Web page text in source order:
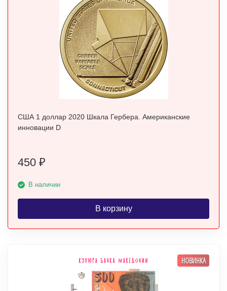
США 1 доллар 2020 Шкала Гербера. Американские
инновации D
450 ₽
В наличии
В корзину
НОВИНКА